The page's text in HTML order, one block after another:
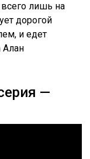
лишь на
дорогой
и едет
Алан
—